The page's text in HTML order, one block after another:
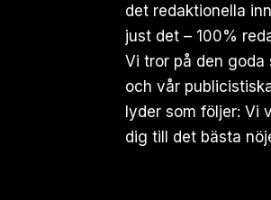
det redaktionella
just det – 100%
Vi tror på den goda
och vår
lyder som följer: Vi
dig till det bästa